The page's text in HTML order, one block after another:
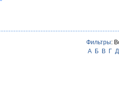
Фильтры:
А
Б В Г Д